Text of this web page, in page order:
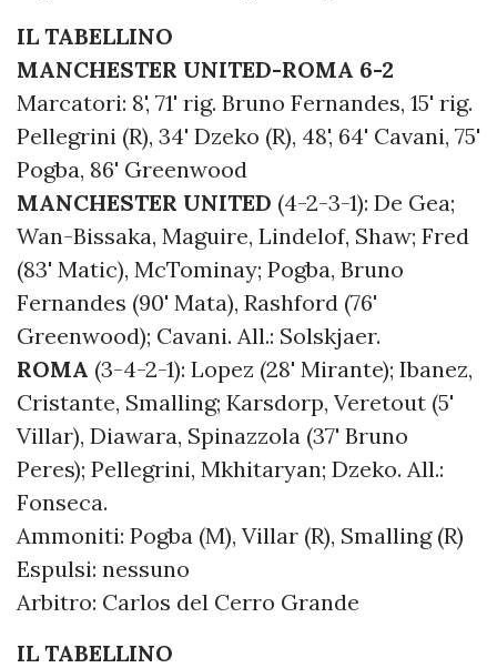
IL TABELLINO
MANCHESTER UNITED-ROMA 6-2
Marcatori: 8', 71' rig. Bruno Fernandes, 15' rig.
Pellegrini (R), 34' Dzeko (R), 48', 64' Cavani, 75'
Pogba, 86' Greenwood
MANCHESTER UNITED (4-2-3-1): De Gea;
Wan-Bissaka, Maguire, Lindelof, Shaw; Fred
(83' Matic), McTominay; Pogba, Bruno
Fernandes (90' Mata), Rashford (76'
Greenwood); Cavani. All.: Solskjaer.
ROMA (3-4-2-1): Lopez (28' Mirante); Ibanez,
Cristante, Smalling; Karsdorp, Veretout (5'
Villar), Diawara, Spinazzola (37' Bruno
Peres); Pellegrini, Mkhitaryan; Dzeko. All.:
Fonseca.
Ammoniti: Pogba (M), Villar (R), Smalling (R)
Espulsi: nessuno
Arbitro: Carlos del Cerro Grande
IL TABELLINO